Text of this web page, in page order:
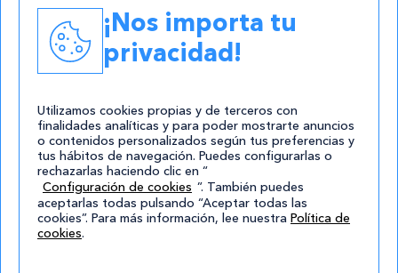
Contacto
atencion@cursos.com
Redes Sociales
¡Nos importa tu
privacidad!
Utilizamos cookies propias y de terceros con
finalidades analíticas y para poder mostrarte anuncios
o contenidos personalizados según tus preferencias y
tus hábitos de navegación. Puedes configurarlas o
rechazarlas haciendo clic en “
Configuración de cookies ”. También puedes
aceptarlas todas pulsando “Aceptar todas las
cookies”. Para más información, lee nuestra Política de
cookies.